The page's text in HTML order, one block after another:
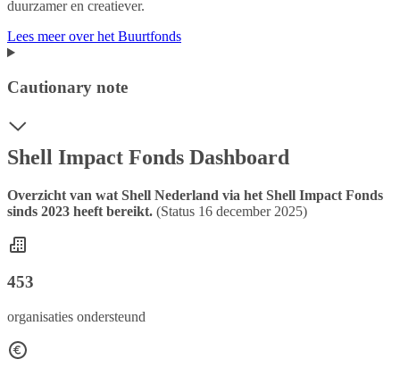
duurzamer en creatiever.
Lees meer over het Buurtfonds
Cautionary note
Shell Impact Fonds Dashboard
Overzicht van wat Shell Nederland via het Shell Impact Fonds
sinds 2023 heeft bereikt. (Status 16 december 2025)
453
organisaties ondersteund